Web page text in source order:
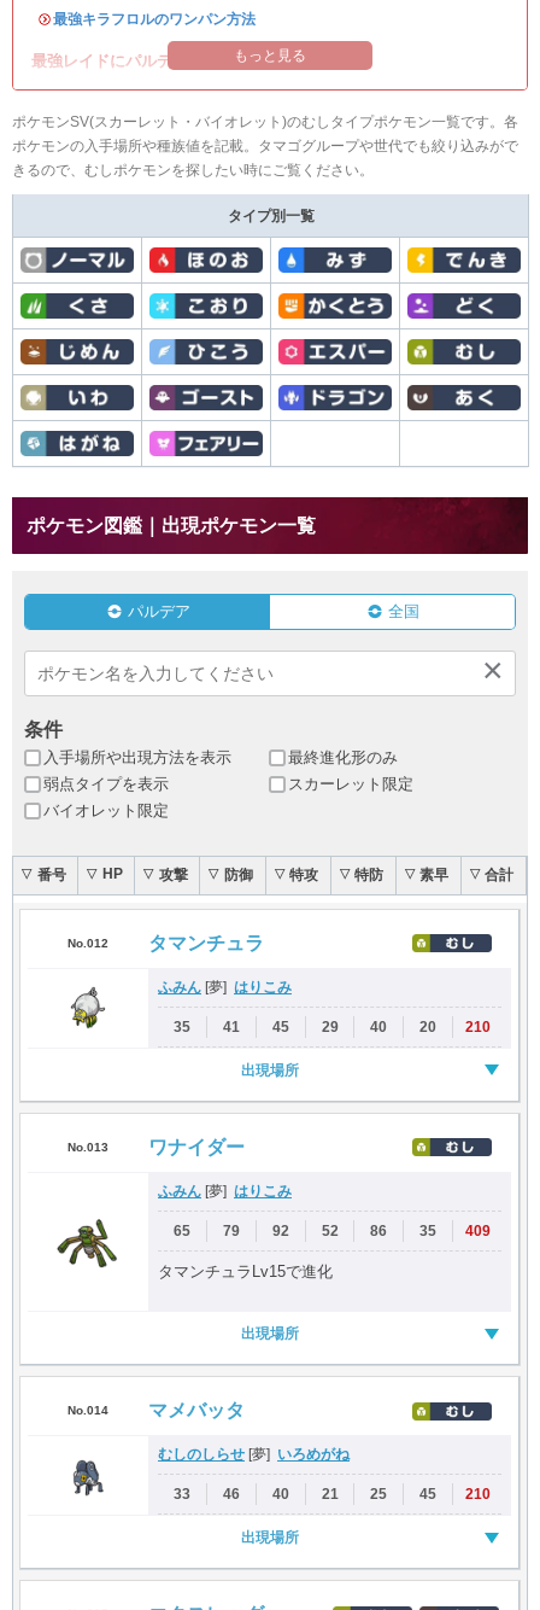
・最強キラフロルのワンパン方法
最強レイドにパルデアの強力なポケモンが登場！
もっと見る
ポケモンSV(スカーレット・バイオレット)のむしタイプポケモン一覧です。各
ポケモンの入手場所や種族値を記載。タマゴグループや世代でも絞り込みがで
きるので、むしポケモンを探したい時にご覧ください。
タイプ別一覧
ポケモン図鑑｜出現ポケモン一覧
パルデア 全国
×
条件
入手場所や出現方法を表示
最終進化形のみ
弱点タイプを表示
スカーレット限定
バイオレット限定
番号
▽ HP
▽ 攻撃
▽ 防御
▽ 特攻
▽ 特防
▽ 素早
▽ 合計
▽
No.012 タマンチュラ
ふみん [夢] はりこみ
35 41 45 29 40 20 210
出現場所
No.013 ワナイダー
ふみん [夢] はりこみ
65 79 92 52 86 35 409
タマンチュラLv15で進化
出現場所
No.014 マメバッタ
むしのしらせ [夢] いろめがね
33 46 40 21 25 45 210
出現場所